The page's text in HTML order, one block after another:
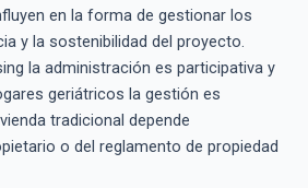
en la forma de gestionar los
y la sostenibilidad del proyecto.
la administración es participativa y
geriátricos la gestión es
tradicional depende
o del reglamento de propiedad